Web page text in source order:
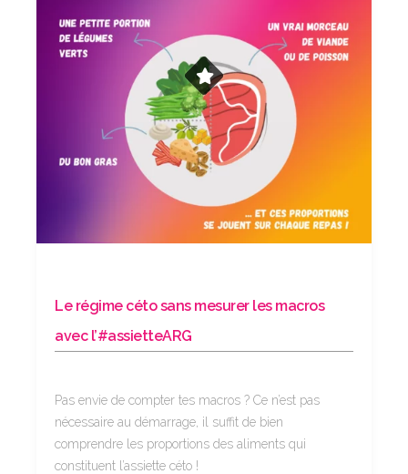
Le régime céto sans mesurer les macros
avec l’#assietteARG
Pas envie de compter tes macros ? Ce n’est pas
nécessaire au démarrage, il suffit de bien
comprendre les proportions des aliments qui
constituent l’assiette céto !